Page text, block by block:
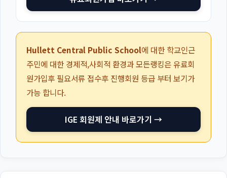
Hullett Central Public School에 대한 학교인근
주민에 대한 경제적,사회적 환경과 모든랭킹은 유료회
원가입후 필요서류 접수후 진행회원 등급 부터 보기가
가능 합니다.
IGE 회원제 안내 바로가기 →